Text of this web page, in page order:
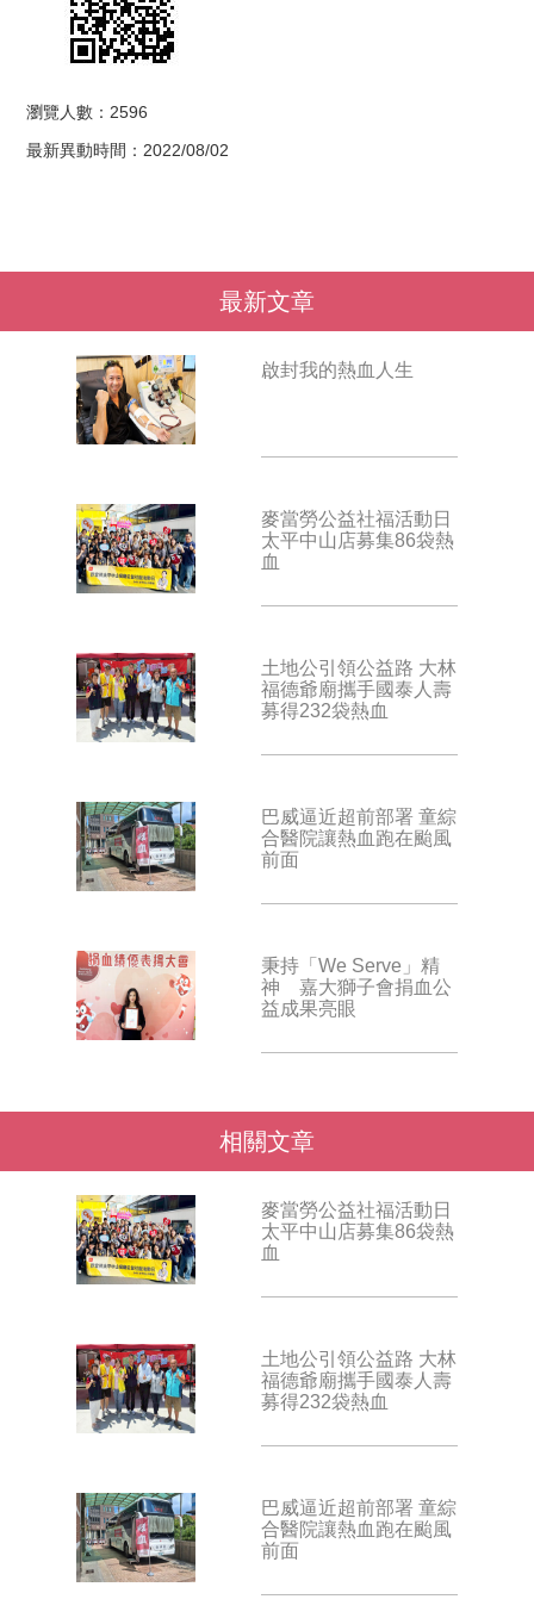
瀏覽人數：2596
最新異動時間：2022/08/02
最新文章
啟封我的熱血人生
麥當勞公益社福活動日
太平中山店募集86袋熱
血
土地公引領公益路 大林
福德爺廟攜手國泰人壽
募得232袋熱血
巴威逼近超前部署 童綜
合醫院讓熱血跑在颱風
前面
秉持「We Serve」精
神 嘉大獅子會捐血公
益成果亮眼
相關文章
麥當勞公益社福活動日
太平中山店募集86袋熱
血
土地公引領公益路 大林
福德爺廟攜手國泰人壽
募得232袋熱血
巴威逼近超前部署 童綜
合醫院讓熱血跑在颱風
前面